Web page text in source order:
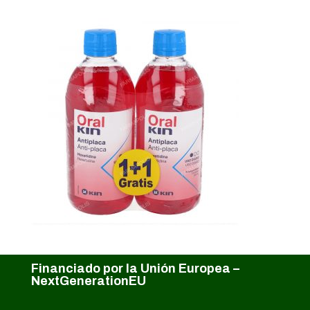
Financiado por la Unión Europea –
NextGenerationEU